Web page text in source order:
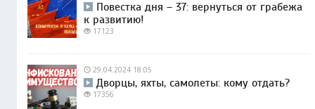
Повестка дня – 37: вернуться от грабежа
к развитию!
17123
29.04.2024 18:05
Дворцы, яхты, самолеты: кому отдать?
17356